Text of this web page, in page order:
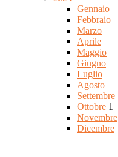
Gennaio
Febbraio
Marzo
Aprile
Maggio
Giugno
Luglio
Agosto
Settembre
Ottobre 1
Novembre
Dicembre